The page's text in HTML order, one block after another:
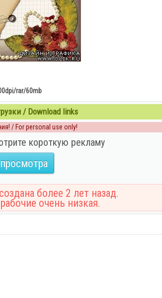
rar/60mb
/ Download links
/ For personal use only!
короткую рекламу
более 2 лет назад.
очень низкая.